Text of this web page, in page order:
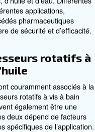
l’air
comprimé
autres particules
une contamination du
peut entraîner la